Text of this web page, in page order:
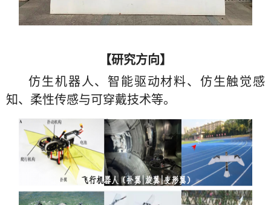
【研究方向】
仿生机器人、智能驱动材料、仿生触觉感
知、柔性传感与可穿戴技术等。